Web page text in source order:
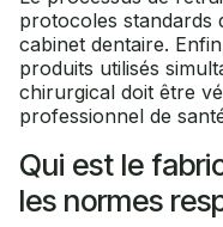
protocoles standards
cabinet dentaire.
produits utilisés
chirurgical doit être
professionnel de
Qui est le
les normes